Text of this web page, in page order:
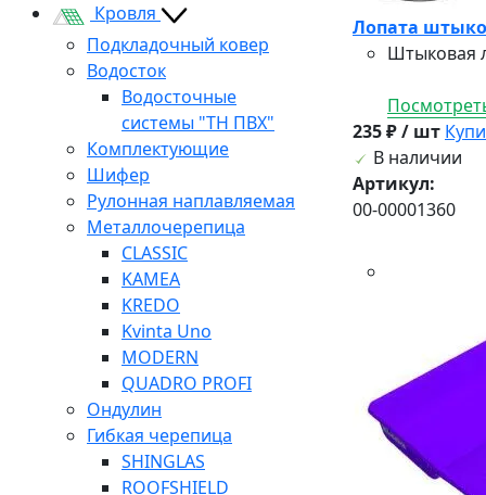
Кровля
Подкладочный ковер
Водосток
Водосточные
системы "ТН ПВХ"
Комплектующие
Шифер
Рулонная наплавляемая
Металлочерепица
CLASSIC
KAMEA
KREDO
Kvinta Uno
MODERN
QUADRO PROFI
Ондулин
Гибкая черепица
SHINGLAS
ROOFSHIELD
Лопата
Штыковая
235 ₽ / шт
В наличии
Артикул:
00-00001360